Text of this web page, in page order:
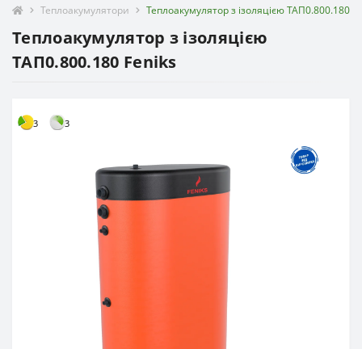
Теплоакумулятори Теплоакумулятор з ізоляцією ТАП0.800.180
Теплоакумулятор з ізоляцією
ТАП0.800.180 Feniks
3 3